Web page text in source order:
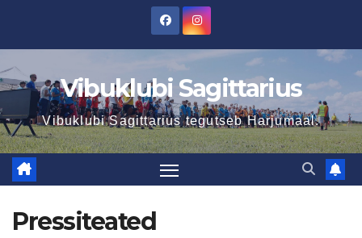
Vibuklubi Sagittarius
Vibuklubi Sagittarius tegutseb Harjumaal.
Pressiteated